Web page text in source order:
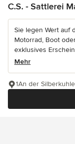
C.S. - Sattlerei
Sie legen Wert auf
Motorrad, Boot
exklusives
Mehr
1An der